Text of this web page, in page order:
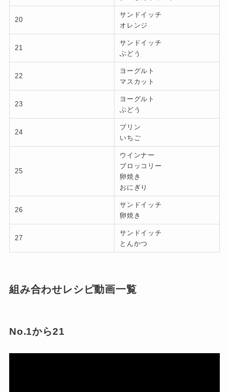
20
サンドイッチ
オレンジ
21
サンドイッチ
ぶどう
22
ヨーグルト
マスカット
23
ヨーグルト
ぶどう
24
プリン
いちご
25
ウインナー
ブロッコリー
卵焼き
おにぎり
26
サンドイッチ
卵焼き
27
サンドイッチ
とんかつ
組み合わせレシピ動画一覧
No.1から21